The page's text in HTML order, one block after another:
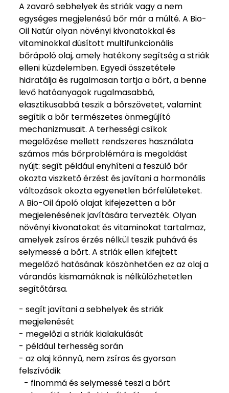
A zavaró sebhelyek és striák vagy a nem
egységes megjelenésű bőr már a múlté. A Bio-
Oil Natúr olyan növényi kivonatokkal és
vitaminokkal dúsított multifunkcionális
bőrápoló olaj, amely hatékony segítség a striák
elleni küzdelemben. Egyedi összetétele
hidratálja és rugalmasan tartja a bőrt, a benne
levő hatóanyagok rugalmasabbá,
elasztikusabbá teszik a bőrszövetet, valamint
segítik a bőr természetes önmegújító
mechanizmusait. A terhességi csíkok
megelőzése mellett rendszeres használata
számos más bőrproblémára is megoldást
nyújt: segít például enyhíteni a feszülő bőr
okozta viszkető érzést és javítani a hormonális
változások okozta egyenetlen bőrfelületeket.
A Bio-Oil ápoló olajat kifejezetten a bőr
megjelenésének javítására tervezték. Olyan
növényi kivonatokat és vitaminokat tartalmaz,
amelyek zsíros érzés nélkül teszik puhává és
selymessé a bőrt. A striák ellen kifejtett
megelőző hatásának köszönhetően ez az olaj a
várandós kismamáknak is nélkülözhetetlen
segítőtársa.
- segít javítani a sebhelyek és striák
megjelenését
- megelőzi a striák kialakulását
- például terhesség során
- az olaj könnyű, nem zsíros és gyorsan
felszívódik
- finommá és selymessé teszi a bőrt